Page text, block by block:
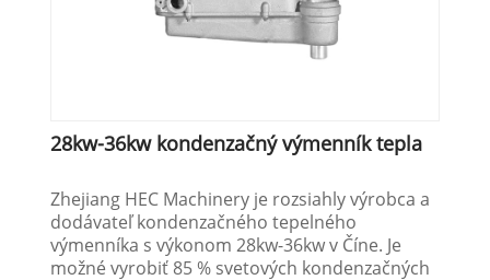
28kw-36kw kondenzačný výmenník tepla
Zhejiang HEC Machinery je rozsiahly výrobca a
dodávateľ kondenzačného tepelného
výmenníka s výkonom 28kw-36kw v Číne. Je
možné vyrobiť 85 % svetových kondenzačných